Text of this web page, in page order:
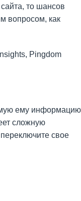
то шансов
вопросом, как
Pingdom
ему информацию
сложную
свое